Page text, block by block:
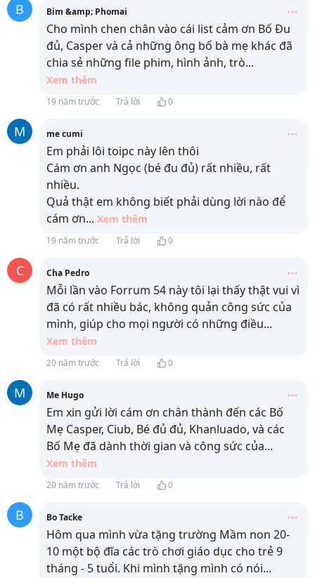
B Bim &amp; Phomai
Cho mình chen chân vào cái list cảm ơn Bố Đu
đủ, Casper và cả những ông bố bà mẹ khác đã
chia sẻ những file phim, hình ảnh, trò...
Xem thêm
19 năm trước Trả lời 0
M me cumi
Em phải lôi toipc này lên thôi
Cám ơn anh Ngọc (bé đu đủ) rất nhiều, rất
nhiều.
Quả thật em không biết phải dùng lời nào để
cám ơn... Xem thêm
19 năm trước Trả lời 0
C Cha Pedro
Mỗi lần vào Forrum 54 này tôi lại thấy thật vui vì
đã có rất nhiều bác, không quản công sức của
mình, giúp cho mọi người có những điều...
Xem thêm
20 năm trước Trả lời 0
M Me Hugo
Em xin gửi lời cám ơn chân thành đến các Bố
Mẹ Casper, Ciub, Bé đủ đủ, Khanluado, và các
Bố Mẹ đã dành thời gian và công sức của...
Xem thêm
20 năm trước Trả lời 0
B Bo Tacke
Hôm qua mình vừa tặng trường Mầm non 20-
10 một bộ đĩa các trò chơi giáo dục cho trẻ 9
tháng - 5 tuổi. Khi mình tặng mình có nói...